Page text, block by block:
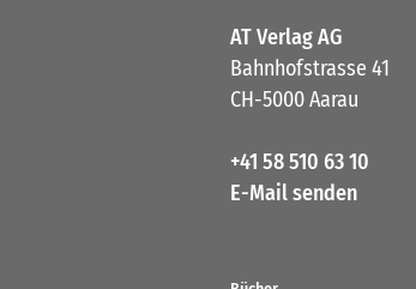
AT Verlag AG
Bahnhofstrasse 41
CH-5000 Aarau
+41 58 510 63 10
E-Mail senden